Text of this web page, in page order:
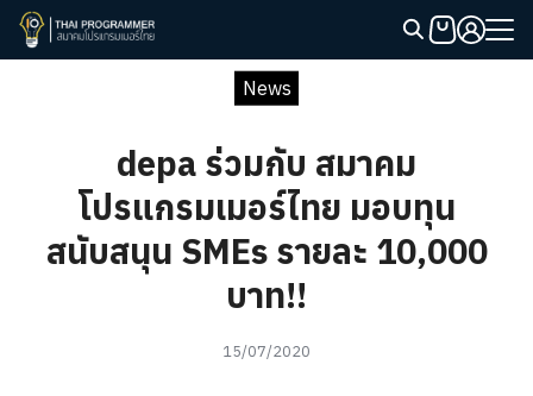
Skip
News
depa ร่วมกับ สมาคม
โปรแกรมเมอร์ไทย มอบทุน
สนับสนุน SMEs รายละ 10,000
บาท!!
15/07/2020